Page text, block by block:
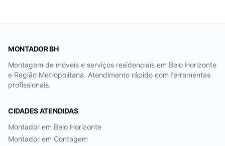
MONTADOR BH
Montagem de móveis e serviços residenciais em Belo Horizonte
e Região Metropolitana. Atendimento rápido com ferramentas
profissionais.
CIDADES ATENDIDAS
Montador em Belo Horizonte
Montador em Contagem